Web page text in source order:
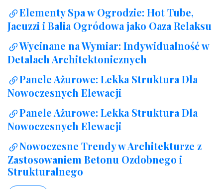
Elementy Spa w Ogrodzie: Hot Tube,
Jacuzzi i Balia Ogródowa jako Oaza Relaksu
Wycinane na Wymiar: Indywidualność w
Detalach Architektonicznych
Panele Ażurowe: Lekka Struktura Dla
Nowoczesnych Elewacji
Panele Ażurowe: Lekka Struktura Dla
Nowoczesnych Elewacji
Nowoczesne Trendy w Architekturze z
Zastosowaniem Betonu Ozdobnego i
Strukturalnego